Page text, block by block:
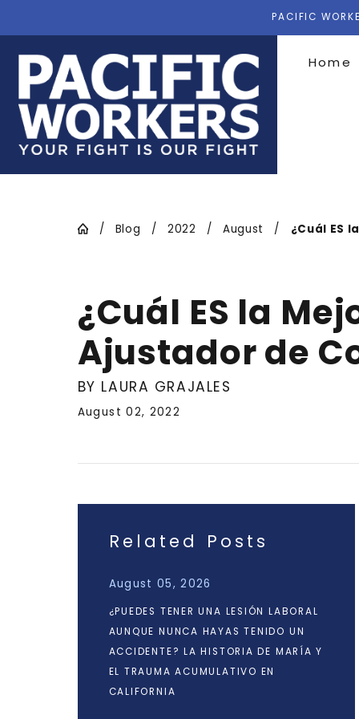
PACIFIC
Home
Blog 2022 August ¿Cuál ES
¿Cuál ES la
Ajustador de
BY LAURA GRAJALES
August 02, 2022
Related Posts
August 05, 2026
¿PUEDES TENER UNA LESIÓN LABORAL
AUNQUE NUNCA HAYAS TENIDO UN
ACCIDENTE? LA HISTORIA DE MARÍA Y
EL TRAUMA ACUMULATIVO EN
CALIFORNIA